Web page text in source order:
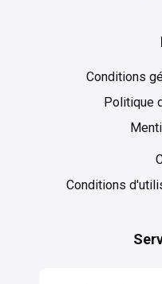
Conditions
Politique
Conditions